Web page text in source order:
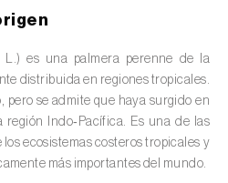
spp.
)
L.) es una palmera perenne de la
distribuida en regiones tropicales.
pero se admite que haya surgido en
Indo‑Pacífica. Es una de las
ecosistemas costeros tropicales y
más importantes del mundo.